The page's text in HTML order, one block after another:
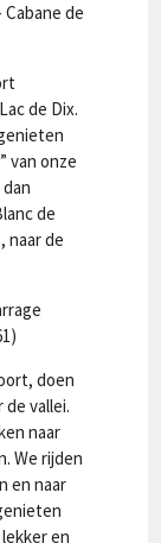
Cabane de
de Dix.
van onze
de
naar de
doen
de vallei.
naar
We rijden
en naar
en